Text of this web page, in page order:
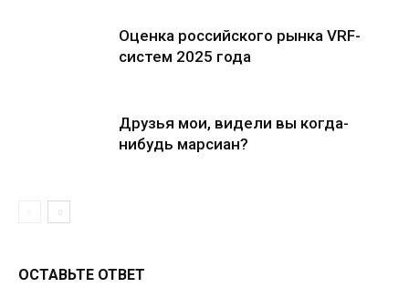
Оценка российского рынка VRF-
систем 2025 года
Друзья мои, видели вы когда-
нибудь марсиан?
ОСТАВЬТЕ ОТВЕТ